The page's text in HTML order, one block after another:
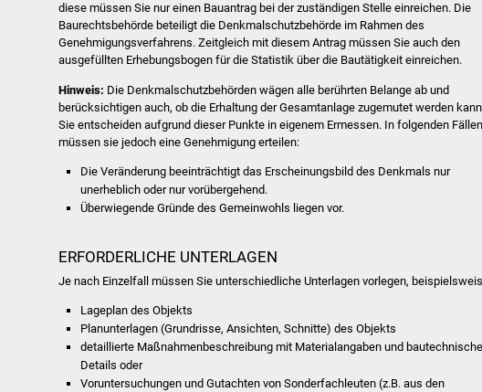
diese müssen Sie nur einen Bauantrag bei der zuständigen Stelle einreichen. Die
Baurechtsbehörde beteiligt die Denkmalschutzbehörde im Rahmen des
Genehmigungsverfahrens. Zeitgleich mit diesem Antrag müssen Sie auch den
ausgefüllten Erhebungsbogen für die Statistik über die Bautätigkeit einreichen.
Hinweis: Die Denkmalschutzbehörden wägen alle berührten Belange ab und
berücksichtigen auch, ob die Erhaltung der Gesamtanlage zugemutet werden
Sie entscheiden aufgrund dieser Punkte in eigenem Ermessen. In folgenden Fällen
müssen sie jedoch eine Genehmigung erteilen:
Die Veränderung beeinträchtigt das Erscheinungsbild des Denkmals nur
unerheblich oder nur vorübergehend.
Überwiegende Gründe des Gemeinwohls liegen vor.
ERFORDERLICHE UNTERLAGEN
Je nach Einzelfall müssen Sie unterschiedliche Unterlagen vorlegen,
Lageplan des Objekts
Planunterlagen (Grundrisse, Ansichten, Schnitte) des Objekts
detaillierte Maßnahmenbeschreibung mit Materialangaben und
Details oder
Voruntersuchungen und Gutachten von Sonderfachleuten (z.B. aus den